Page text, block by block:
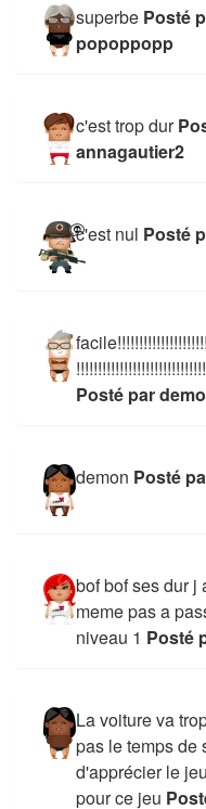
superbe Posté
popoppopp
c'est trop dur
annagautier2
c'est nul Posté
Posté par
demon Posté
bof bof ses dur j
meme pas a
niveau 1 Posté
La voiture va
pas le temps de
d'apprécier le
pour ce jeu